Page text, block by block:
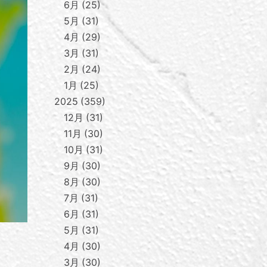
6月
25
5月
31
4月
29
3月
31
2月
24
1月
25
2025 359
12月
31
11月
30
10月
31
9月
30
8月 30
7月
31
6月
31
5月
31
4月
30
3月
30